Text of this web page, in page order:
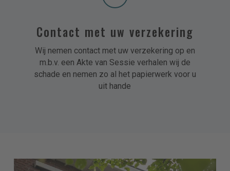
Contact met uw verzekering
Wij nemen contact met uw verzekering op en
m.b.v. een Akte van Sessie verhalen wij de
schade en nemen zo al het papierwerk voor u
uit hande